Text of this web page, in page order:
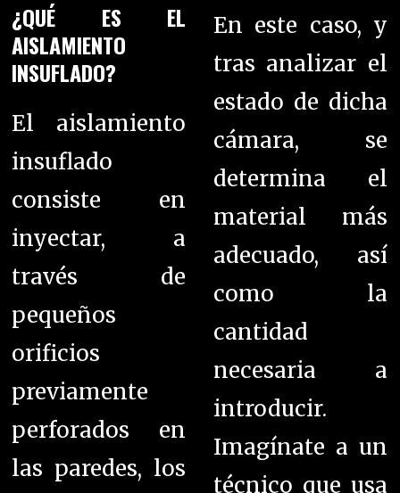
¿QUÉ ES EL
AISLAMIENTO
INSUFLADO?
El aislamiento
insuflado
consiste en
inyectar, a
través de
pequeños
orificios
previamente
perforados en
las paredes, los
En este caso, y
tras analizar el
estado de dicha
cámara, se
determina el
material más
adecuado, así
como la
cantidad
necesaria a
introducir.
Imagínate a un
técnico que usa